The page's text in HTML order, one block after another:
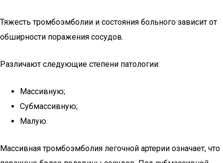
Тяжесть тромбоэмболии и состояния больного зависит от
обширности поражения сосудов.
Различают следующие степени патологии:
Массивную;
Субмассивную;
Малую.
Массивная тромбоэмболия легочной артерии означает, что